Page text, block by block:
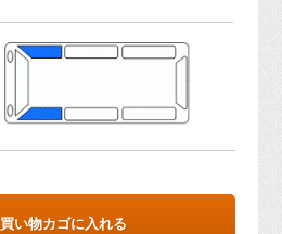
買い物カゴに入れる